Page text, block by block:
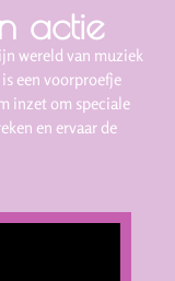
actie
wereld van muziek
een voorproefje
inzet om speciale
en ervaar de